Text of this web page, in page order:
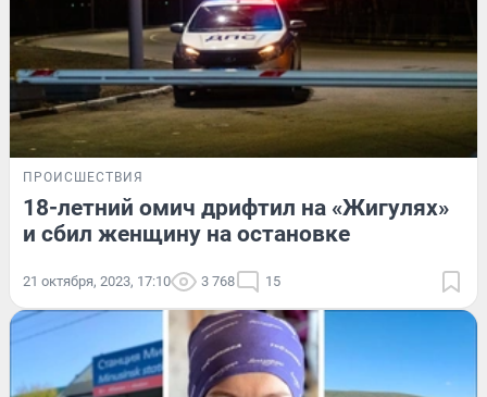
ПРОИСШЕСТВИЯ
18-летний омич дрифтил на «Жигулях»
и сбил женщину на остановке
21 октября, 2023, 17:10 3 768 15